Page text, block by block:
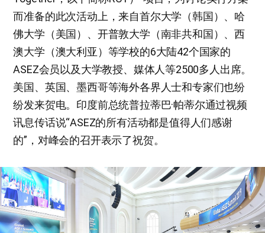
而准备的此次活动上，来自首尔大学（韩国）、哈
佛大学（美国）、开普敦大学（南非共和国）、西
澳大学（澳大利亚）等学校的6大陆42个国家的
ASEZ会员以及大学教授、媒体人等2500多人出席。
美国、英国、墨西哥等海外各界人士和专家们也纷
纷发来贺电。印度前总统普拉蒂巴·帕蒂尔通过视频
讯息传话说“ASEZ的所有活动都是值得人们感谢
的”，对峰会的召开表示了祝贺。